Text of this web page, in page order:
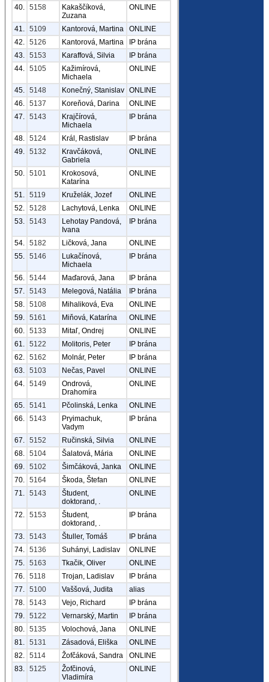
40.
5158
Kakaščíková,
Zuzana
ONLINE
41. 5109 Kantorová, Martina
ONLINE
42.
5126 Kantorová, Martina
IP brána
43.
5153 Karaffová, Silvia
IP brána
44.
5105
Kažimírová,
Michaela
ONLINE
45. 5148 Konečný, Stanislav
ONLINE
46.
5137 Koreňová, Darina
ONLINE
47.
5143
Krajčírová,
Michaela
IP brána
48. 5124 Král, Rastislav
IP brána
49.
5132
Kravčáková,
Gabriela
ONLINE
50. 5101
Krokosová,
Katarína
ONLINE
51. 5119 Kruželák, Jozef
ONLINE
52.
5128 Lachytová, Lenka
ONLINE
53.
5143
Lehotay Pandová,
Ivana
IP brána
54. 5182 Ličková, Jana
ONLINE
55.
5146
Lukačínová,
Michaela
IP brána
56. 5144 Maďarová, Jana
IP brána
57.
5143 Melegová, Natália
IP brána
58.
5108 Mihaliková, Eva
ONLINE
59.
5161 Miňová, Katarína
ONLINE
60.
5133 Mitaľ, Ondrej
ONLINE
61.
5122 Molitoris, Peter
IP brána
62.
5162 Molnár, Peter
IP brána
63.
5103 Nečas, Pavel
ONLINE
64.
5149
Ondrová,
Drahomíra
ONLINE
65. 5141 Pčolinská, Lenka
ONLINE
66.
5143
Pryimachuk,
Vadym
IP brána
67. 5152 Ručinská, Silvia
ONLINE
68.
5104 Šalatová, Mária
ONLINE
69.
5102 Šimčáková, Janka
ONLINE
70.
5164 Škoda, Štefan
ONLINE
71.
5143
Študent,
doktorand, .
ONLINE
72. 5153
Študent,
doktorand, .
IP brána
73. 5143 Štuller, Tomáš
IP brána
74.
5136 Suhányi, Ladislav
ONLINE
75.
5163 Tkačik, Oliver
ONLINE
76.
5118 Trojan, Ladislav
IP brána
77.
5100 Vaššová, Judita
alias
78.
5143 Vejo, Richard
IP brána
79.
5122 Vernarský, Martin
IP brána
80.
5135 Volochová, Jana
ONLINE
81.
5131 Zásadová, Eliška
ONLINE
82.
5114 Žofčáková, Sandra
ONLINE
83.
5125
Žofčinová,
Vladimíra
ONLINE